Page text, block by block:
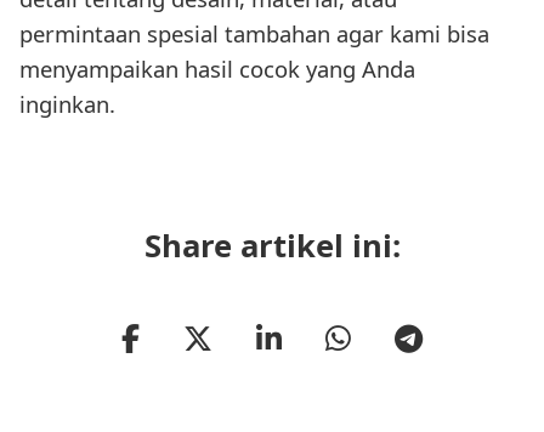
permintaan spesial tambahan agar kami bisa
menyampaikan hasil cocok yang Anda
inginkan.
Share artikel ini: